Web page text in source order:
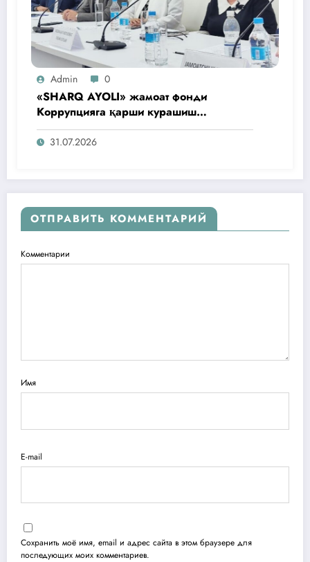
Admin 0
«SHARQ AYOLI» жамоат фонди
Коррупцияга қарши курашиш
агентлигидаги жамоат эшитувида
ташаббусларини тақдим этди
31.07.2026
ОТПРАВИТЬ КОММЕНТАРИЙ
Комментарии
Имя
E-mail
Сохранить моё имя, email и адрес сайта в этом браузере для
последующих моих комментариев.